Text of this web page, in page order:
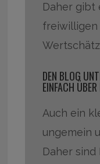
Daher gibt
DEN BLOG
EINFACH
Auch ein
ungemein
Daher